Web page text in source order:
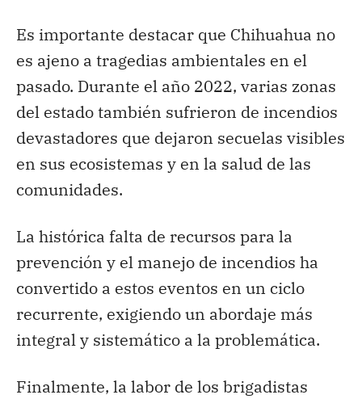
Es importante destacar que Chihuahua no
es ajeno a tragedias ambientales en el
pasado. Durante el año 2022, varias zonas
del estado también sufrieron de incendios
devastadores que dejaron secuelas visibles
en sus ecosistemas y en la salud de las
comunidades.
La histórica falta de recursos para la
prevención y el manejo de incendios ha
convertido a estos eventos en un ciclo
recurrente, exigiendo un abordaje más
integral y sistemático a la problemática.
Finalmente, la labor de los brigadistas